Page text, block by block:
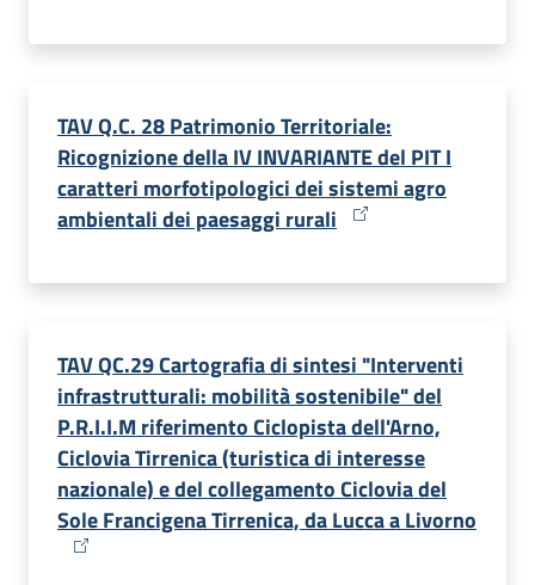
TAV Q.C. 28 Patrimonio Territoriale:
Ricognizione della IV INVARIANTE del PIT I
caratteri morfotipologici dei sistemi agro
ambientali dei paesaggi rurali
TAV QC.29 Cartografia di sintesi "Interventi
infrastrutturali: mobilità sostenibile" del
P.R.I.I.M riferimento Ciclopista dell'Arno,
Ciclovia Tirrenica (turistica di interesse
nazionale) e del collegamento Ciclovia del
Sole Francigena Tirrenica, da Lucca a Livorno